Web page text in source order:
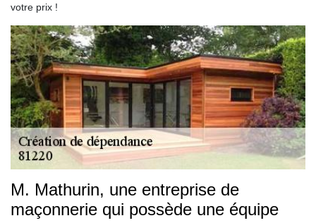
votre prix !
M. Mathurin, une entreprise de
maçonnerie qui possède une équipe